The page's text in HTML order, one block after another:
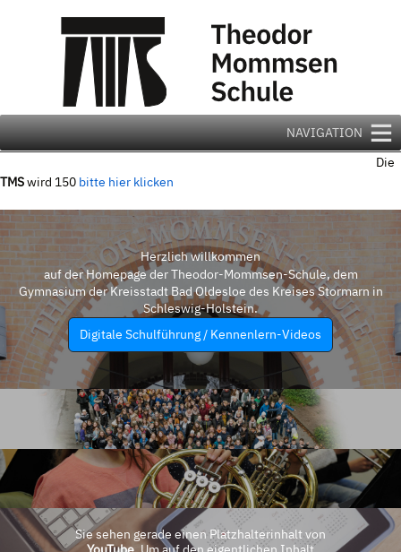
NAVIGATION
Die
TMSwird 150 bitte hier klicken
Herzlich willkommen
auf der Homepage der Theodor-Mommsen-Schule, dem
Gymnasium der Kreisstadt Bad Oldesloe des Kreises Stormarn in
Schleswig-Holstein.
Digitale Schulführung / Kennenlern-Videos
Sie sehen gerade einen Platzhalterinhalt von